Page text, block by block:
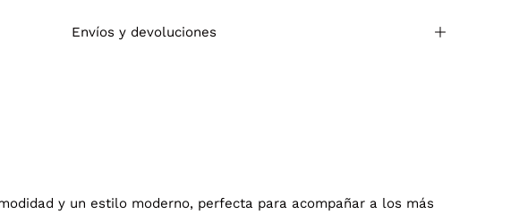
Envíos y devoluciones
y un estilo moderno, perfecta para acompañar a los más